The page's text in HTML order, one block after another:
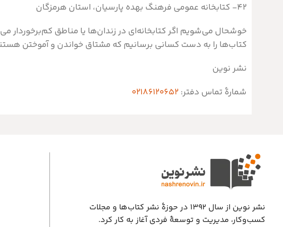
۴۲- کتابخانه عمومی فرهنگ بهده پارسیان، استان هرمزگان
خوشحال می‌شویم اگر کتابخانه‌ای در زندان‌ها یا مناطق کم‌برخوردار
کتاب‌ها را به دست کسانی برسانیم که مشتاق خواندن و آموختن
نشر نوین
شمارۀ تماس دفتر:۰۲۱۸۶۱۲۰۶۵۲
نشر نوین از سال ۱۳۹۲ در حوزهٔ نشر کتاب‌ها و مجلات
کسب‌وکار، مدیریت و توسعهٔ فردی آغاز به کار کرد.